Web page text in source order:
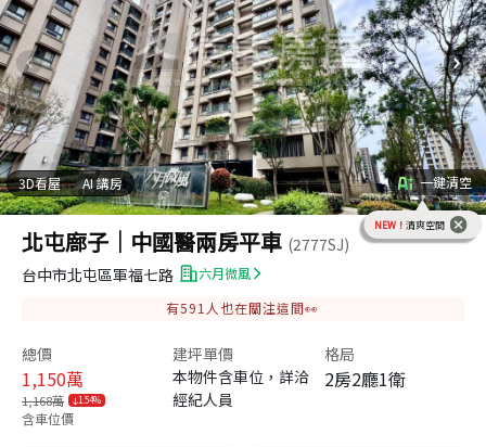
3D看屋 AI 講房 一鍵清空
NEW！ 清爽空間
北屯廍子｜中國醫兩房平車 (2777SJ)
台中市北屯區軍福七路
六月微風
有591 人也在關注這間👀
總價
1,150萬
1,168萬 1.54%
含車位價
建坪單價
本物件含車位，詳洽
經紀人員
格局
2房2廳1衛